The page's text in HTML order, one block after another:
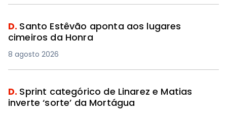
D. Santo Estêvão aponta aos lugares
cimeiros da Honra
8 agosto 2026
D. Sprint categórico de Linarez e Matias
inverte ‘sorte’ da Mortágua